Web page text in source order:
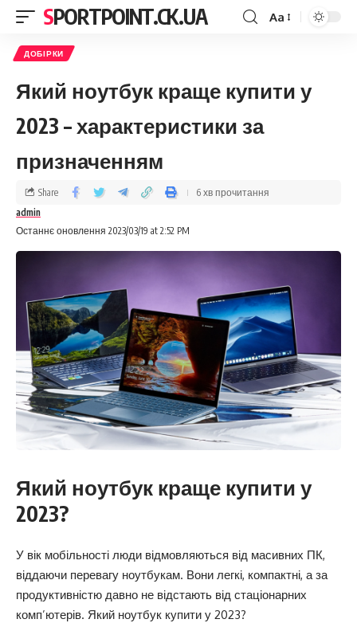
SPORTPOINT.CK.UA Aa
ДОБІРКИ
Який ноутбук краще купити у
2023 – характеристики за
призначенням
Останнє оновлення 2023/03/19 at 2:52 PM
admin
Share 6 хв прочитання
Який ноутбук краще купити у
2023?
У вік мобільності люди відмовляються від масивних ПК,
віддаючи перевагу ноутбукам. Вони легкі, компактні, а за
продуктивністю давно не відстають від стаціонарних
комп’ютерів. Який ноутбук купити у 2023?